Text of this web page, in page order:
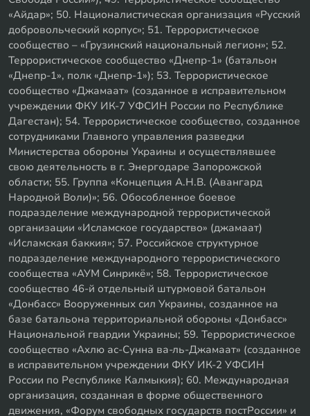
«Айдар»; 50. Националистическая организация «Русский
добровольческий корпус»; 51. Террористическое
сообщество – «Грузинский национальный легион»; 52.
Террористическое сообщество «Днепр-1» (батальон
«Днепр-1», полк «Днепр-1»); 53. Террористическое
сообщество «Джамаат» (созданное в исправительном
учреждении ФКУ ИК-7 УФСИН России по Республике
Дагестан); 54. Террористическое сообщество, созданное
сотрудниками Главного управления разведки
Министерства обороны Украины и осуществлявшее
свою деятельность в г. Энергодаре Запорожской
области; 55. Группа «Концепция А.Н.В. (Авангард
Народной Воли)»; 56. Обособленное боевое
подразделение международной террористической
организации «Исламское государство» (джамаат)
«Исламская баккия»; 57. Российское структурное
подразделение международного террористического
сообщества «АУМ Синрикё»; 58. Террористическое
сообщество 46-й отдельный штурмовой батальон
«Донбасс» Вооруженных сил Украины, созданное на
базе батальона территориальной обороны «Донбасс»
Национальной гвардии Украины; 59. Террористическое
сообщество «Ахлю ас-Сунна ва-ль-Джамаат» (созданное
в исправительном учреждении ФКУ ИК-2 УФСИН
России по Республике Калмыкия); 60. Международная
организация, созданная в форме общественного
движения, «Форум свободных государств постРоссии» и